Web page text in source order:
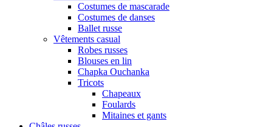
Costumes de mascarade
Costumes de danses
Ballet russe
Vêtements casual
Robes russes
Blouses en lin
Chapka Ouchanka
Tricots
Chapeaux
Foulards
Mitaines et gants